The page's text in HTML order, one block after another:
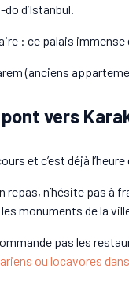
d’Istanbul.
: ce palais immense
(anciens
vers
et c’est déjà l’heure
n’hésite pas à
monuments de la
pas les
ou locavores